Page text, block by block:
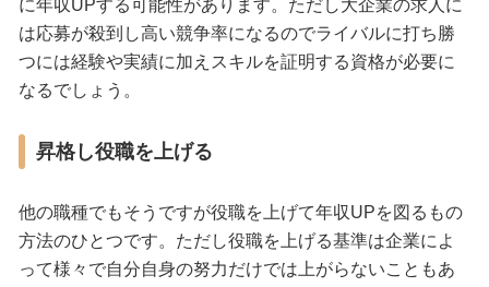
に年収UPする可能性があります。ただし大企業の求人に
は応募が殺到し高い競争率になるのでライバルに打ち勝
つには経験や実績に加えスキルを証明する資格が必要に
なるでしょう。
昇格し役職を上げる
他の職種でもそうですが役職を上げて年収UPを図るもの
方法のひとつです。ただし役職を上げる基準は企業によ
って様々で自分自身の努力だけでは上がらないこともあ